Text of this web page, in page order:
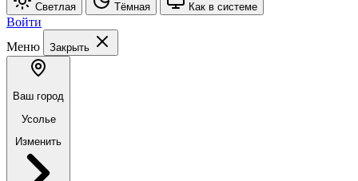
Светлая Тёмная Как в системе
Войти
Меню
Закрыть
Ваш город
Усолье
Изменить